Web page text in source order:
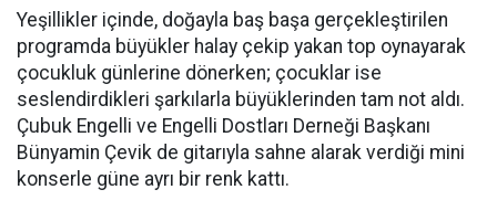
Yeşillikler içinde, doğayla baş başa gerçekleştirilen
programda büyükler halay çekip yakan top oynayarak
çocukluk günlerine dönerken; çocuklar ise
seslendirdikleri şarkılarla büyüklerinden tam not aldı.
Çubuk Engelli ve Engelli Dostları Derneği Başkanı
Bünyamin Çevik de gitarıyla sahne alarak verdiği mini
konserle güne ayrı bir renk kattı.